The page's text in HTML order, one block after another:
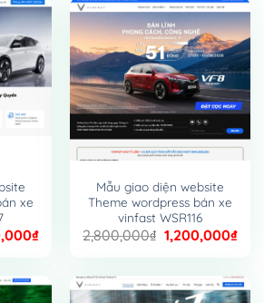
xe
₫Giá
1,200,000₫.
Mẫu giao diện website
Theme wordpress bán xe
vinfast WSR116
2,800,000₫ Giá
gốc
2,800,000₫.
1,200,000₫Giá
là: